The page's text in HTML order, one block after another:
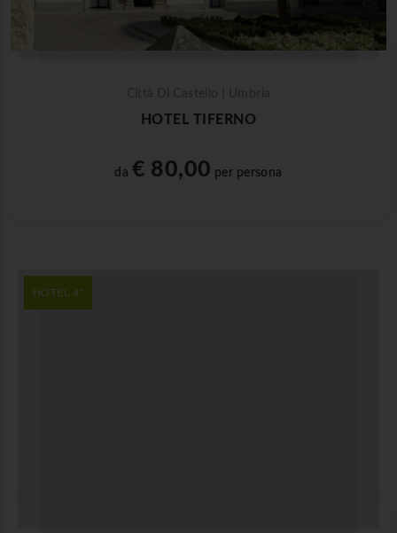
HOTEL TIFERNO
da € 80,00 per persona
HOTEL 4*